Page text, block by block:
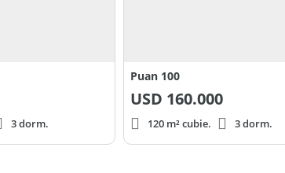
3 dorm.
Puan 100
USD 160.000
120 m² cubie. 3 dorm.